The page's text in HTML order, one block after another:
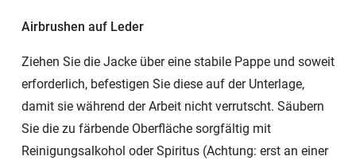
Airbrushen auf Leder
Ziehen Sie die Jacke über eine stabile Pappe und soweit
erforderlich, befestigen Sie diese auf der Unterlage,
damit sie während der Arbeit nicht verrutscht. Säubern
Sie die zu färbende Oberfläche sorgfältig mit
Reinigungsalkohol oder Spiritus (Achtung: erst an einer